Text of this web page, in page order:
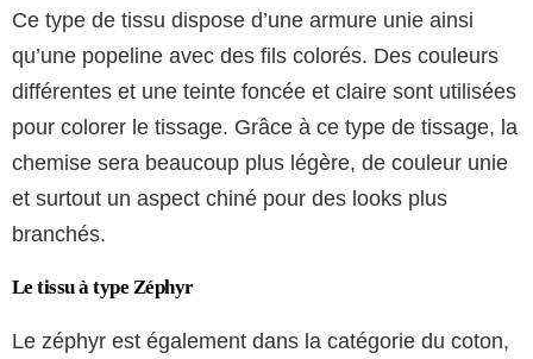
Ce type de tissu dispose d’une armure unie ainsi
qu’une popeline avec des fils colorés. Des couleurs
différentes et une teinte foncée et claire sont utilisées
pour colorer le tissage. Grâce à ce type de tissage, la
chemise sera beaucoup plus légère, de couleur unie
et surtout un aspect chiné pour des looks plus
branchés.
Le tissu à type Zéphyr
Le zéphyr est également dans la catégorie du coton,